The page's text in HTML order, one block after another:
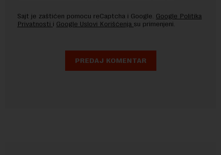
Sajt je zaštićen pomocu reCaptcha i Google. Google Politika
Privatnosti i Google Uslovi Korišćenja su primenjeni.